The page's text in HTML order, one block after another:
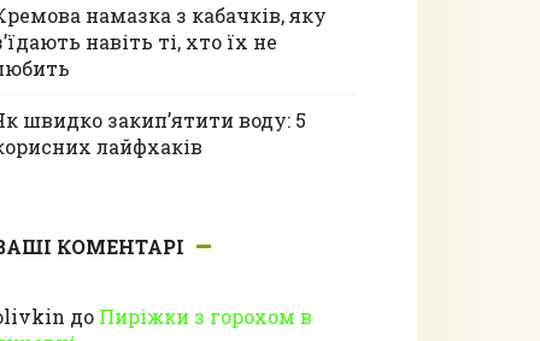
намазка з кабачків, яку
навіть ті, хто їх не
швидко закип’ятити воду: 5
лайфхаків
КОМЕНТАРІ
до Пиріжки з горохом в